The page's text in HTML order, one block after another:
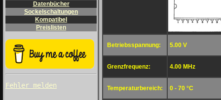
Datenbücher
Sockelschaltungen
Kompatibel
Preislisten
Fehler melden
Betriebsspannung: 5.00 V
Grenzfrequenz: 4.00 MHz
Temperaturbereich: 0 - 70 °C